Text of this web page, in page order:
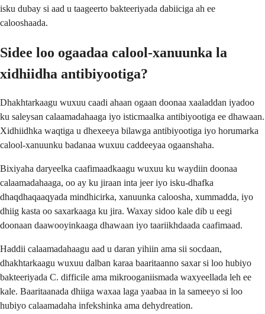
isku dubay si aad u taageerto bakteeriyada dabiiciga ah ee
calooshaada.
Sidee loo ogaadaa calool-xanuunka la
xidhiidha antibiyootiga?
Dhakhtarkaagu wuxuu caadi ahaan ogaan doonaa xaaladdan iyadoo
ku saleysan calaamadahaaga iyo isticmaalka antibiyootiga ee dhawaan.
Xidhiidhka waqtiga u dhexeeya bilawga antibiyootiga iyo horumarka
calool-xanuunku badanaa wuxuu caddeeyaa ogaanshaha.
Bixiyaha daryeelka caafimaadkaagu wuxuu ku waydiin doonaa
calaamadahaaga, oo ay ku jiraan inta jeer iyo isku-dhafka
dhaqdhaqaaqyada mindhicirka, xanuunka caloosha, xummadda, iyo
dhiig kasta oo saxarkaaga ku jira. Waxay sidoo kale dib u eegi
doonaan daawooyinkaaga dhawaan iyo taariikhdaada caafimaad.
Haddii calaamadahaagu aad u daran yihiin ama sii socdaan,
dhakhtarkaagu wuxuu dalban karaa baaritaanno saxar si loo hubiyo
bakteeriyada C. difficile ama mikrooganiismada waxyeellada leh ee
kale. Baaritaanada dhiiga waxaa laga yaabaa in la sameeyo si loo
hubiyo calaamadaha infekshinka ama dehydreation.